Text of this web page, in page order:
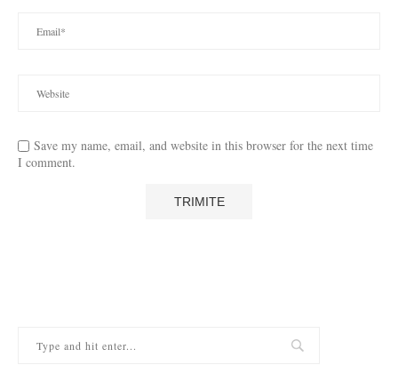
Save my name, email, and website in this browser for the next time
I comment.